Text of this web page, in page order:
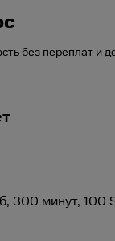
без переплат и
300 минут, 100